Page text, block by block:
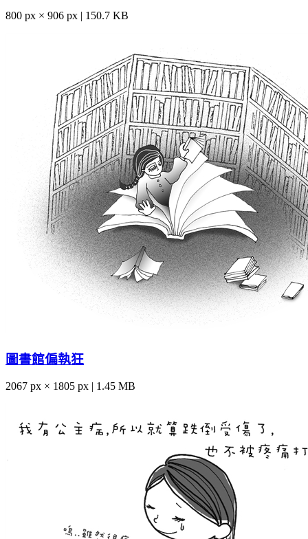
800 px × 906 px | 150.7 KB
圖書館偏執狂
2067 px × 1805 px | 1.45 MB